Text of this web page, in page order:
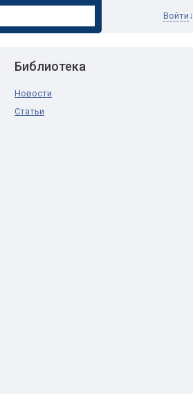
Войти ↓
Библиотека
Новости
Статьи